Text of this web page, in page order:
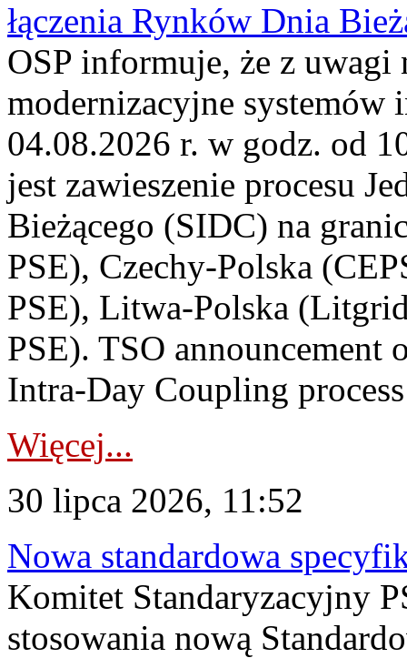
łączenia Rynków Dnia
OSP informuje, że z uwagi
modernizacyjne
04.08.2026 r. w godz. od
jest zawieszenie procesu
Bieżącego (SIDC) na
PSE), Czechy-Polska
PSE), Litwa-Polska
PSE). TSO announcement
Intra-Day Coupling
Więcej...
30 lipca 2026, 11:52
Nowa standardowa
Komitet Standaryzacyjny
stosowania nową